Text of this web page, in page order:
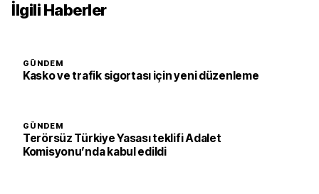
İlgili Haberler
GÜNDEM
Kasko ve trafik sigortası için yeni düzenleme
GÜNDEM
Terörsüz Türkiye Yasası teklifi Adalet
Komisyonu’nda kabul edildi